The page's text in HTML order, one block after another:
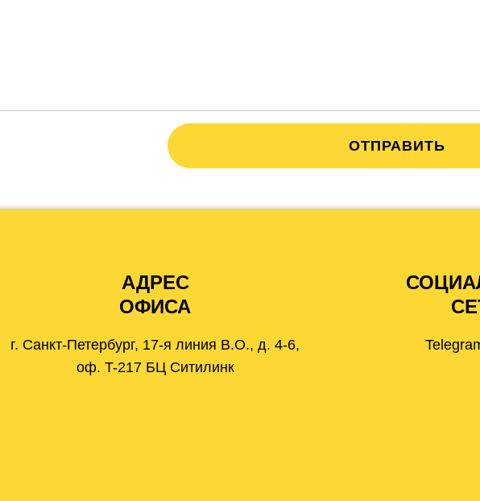
ОТПРАВИТЬ
АДРЕС
ОФИСА
г. Санкт-Петербург, 17-я линия В.О., д. 4-6,
оф. T-217 БЦ Ситилинк